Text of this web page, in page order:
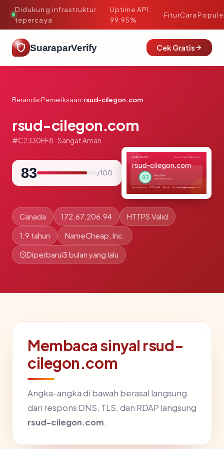
Didukung infrastruktur
tepercaya
·
Uptime API:
99.95%
FiturCara
SuaraparVerify Cek Gratis
Beranda›Pemeriksaan›rsud-cilegon.com
rsud-cilegon.com
#C2330EF8 · Sangat Aman
83 / 100
Canada 172.67.206.94 HTTPS Valid
1.9 tahun NameCheap, Inc.
Diperbarui3 bulan yang lalu
Membaca sinyal rsud-
cilegon.com
Angka-angka di bawah berasal langsung
dari respons DNS, TLS, dan RDAP langsung
rsud-cilegon.com.